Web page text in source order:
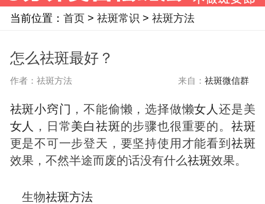
当前位置： 首页> 祛斑常识 > 祛斑方法
怎么祛斑最好？
作者：祛斑方法 来自： 祛斑微信群
祛斑小窍门 ，不能偷懒，选择做懒女人 还是美
女人
，日常美白祛斑的步骤也很重要的。 祛斑
更是不可一步登天，要坚持使用才能看到 祛斑
效果，不然半途而废的话没有什么祛斑效果。
生物祛斑方法